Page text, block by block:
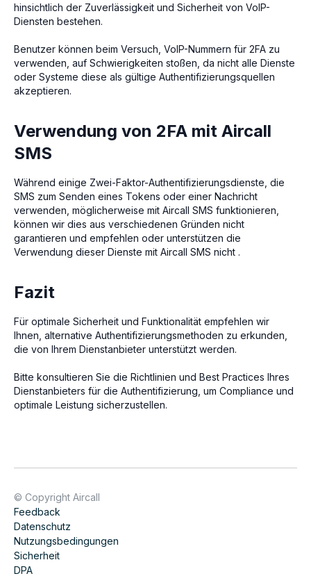
hinsichtlich der Zuverlässigkeit und Sicherheit von VoIP-
Diensten bestehen.
Benutzer können beim Versuch, VoIP-Nummern für 2FA zu
verwenden, auf Schwierigkeiten stoßen, da nicht alle Dienste
oder Systeme diese als gültige Authentifizierungsquellen
akzeptieren.
Verwendung von 2FA mit Aircall
SMS
Während einige Zwei-Faktor-Authentifizierungsdienste, die
SMS zum Senden eines Tokens oder einer Nachricht
verwenden, möglicherweise mit Aircall SMS funktionieren,
können wir dies aus verschiedenen Gründen nicht
garantieren und empfehlen oder unterstützen die
Verwendung dieser Dienste mit Aircall SMS nicht .
Fazit
Für optimale Sicherheit und Funktionalität empfehlen wir
Ihnen, alternative Authentifizierungsmethoden zu erkunden,
die von Ihrem Dienstanbieter unterstützt werden.
Bitte konsultieren Sie die Richtlinien und Best Practices Ihres
Dienstanbieters für die Authentifizierung, um Compliance und
optimale Leistung sicherzustellen.
© Copyright Aircall
Feedback
Datenschutz
Nutzungsbedingungen
Sicherheit
DPA